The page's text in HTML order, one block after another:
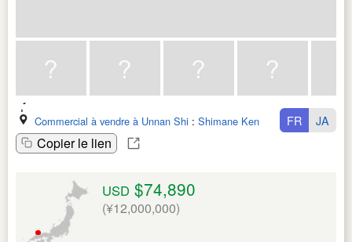
Commercial à vendre à Unnan Shi : Shimane Ken
Copier le lien
FR JA
USD $74,890
(¥12,000,000)